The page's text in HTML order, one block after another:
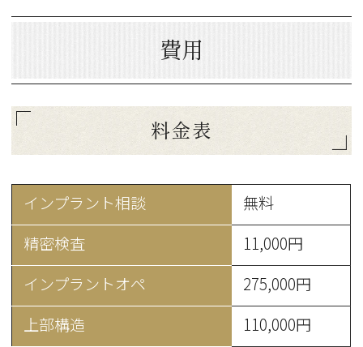
費用
料金表
インプラント相談
無料
精密検査
11,000円
インプラントオペ
275,000円
上部構造
110,000円